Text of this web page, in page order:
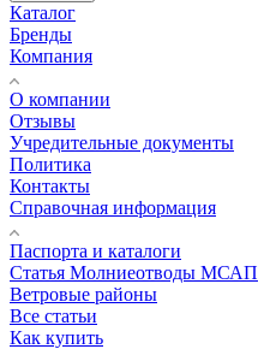
Каталог
Бренды
Компания
О компании
Отзывы
Учредительные документы
Политика
Контакты
Справочная информация
Паспорта и каталоги
Статья Молниеотводы МСАП
Ветровые районы
Все статьи
Как купить